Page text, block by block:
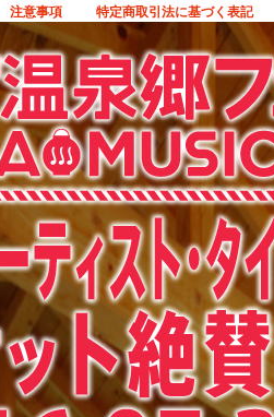
注意事項 特定商取引法に基づく表記